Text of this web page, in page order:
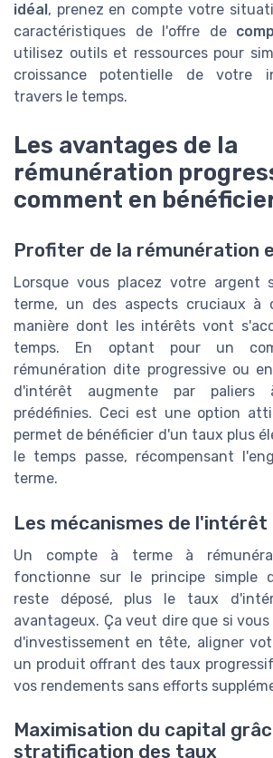
idéal, prenez en compte votre
caractéristiques de l'offre de
utilisez outils et ressources pour
croissance potentielle de votre
travers le temps.
Les avantages de la
rémunération
comment en
Profiter de la rémunération
Lorsque vous placez votre argent
terme, un des aspects cruciaux à
manière dont les intérêts vont
temps. En optant pour un
rémunération dite progressive ou
d'intérêt augmente par paliers
prédéfinies. Ceci est une option
permet de bénéficier d'un taux plus
le temps passe, récompensant
terme.
Les mécanismes de
Un compte à terme à
fonctionne sur le principe simple
reste déposé, plus le taux
avantageux. Ça veut dire que si
d'investissement en tête, aligner
un produit offrant des taux
vos rendements sans efforts
Maximisation du capital
stratification des taux